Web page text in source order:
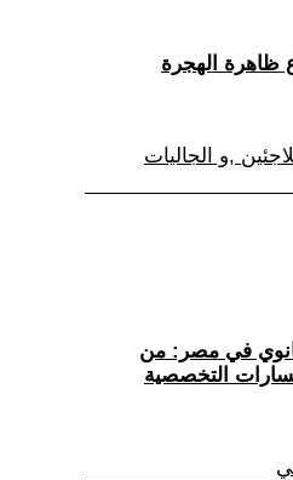
ظاهرة الهجرة
,و الجاليات
في مصر: من
التخصصية